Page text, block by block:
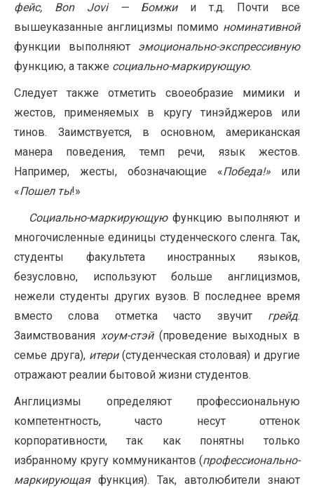
фейс, Bon Jovi — Бомжи и т.д. Почти все
вышеуказанные англицизмы помимо номинативной
функции выполняют эмоционально-экспрессивную
функцию, а также социально-маркирующую.
Следует также отметить своеобразие мимики и
жестов, применяемых в кругу тинэйджеров или
тинов. Заимствуется, в основном, американская
манера поведения, темп речи, язык жестов.
Например, жесты, обозначающие «Победа!» или
«Пошел ты!»
Социально-маркирующуюфункцию выполняют и
многочисленные единицы студенческого сленга. Так,
студенты факультета иностранных языков,
безусловно, используют больше англицизмов,
нежели студенты других вузов. В последнее время
вместо слова отметка часто звучит грейд.
Заимствования хоум-стэй(проведение выходных в
семье друга), итери(студенческая столовая) и другие
отражают реалии бытовой жизни студентов.
Англицизмы определяют профессиональную
компетентность, часто несут оттенок
корпоративности, так как понятны только
избранному кругу коммуникантов (профессионально-
маркирующаяфункция). Так, автолюбители знают